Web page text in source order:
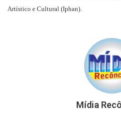
Artístico e Cultural (Iphan).
Mídia